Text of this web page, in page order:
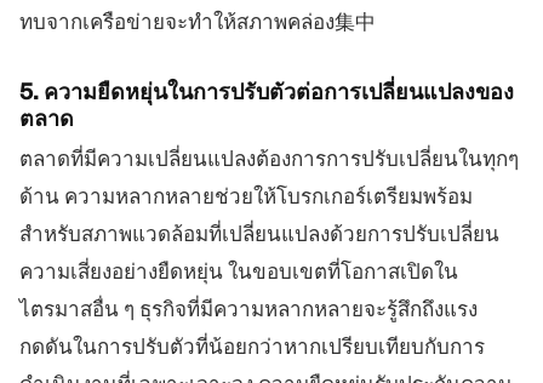
ทบจากเครือข่ายจะทำให้สภาพคล่อง集中
5. ความยืดหยุ่นในการปรับตัวต่อการเปลี่ยนแปลงของ
ตลาด
ตลาดที่มีความเปลี่ยนแปลงต้องการการปรับเปลี่ยนในทุกๆ
ด้าน ความหลากหลายช่วยให้โบรกเกอร์เตรียมพร้อม
สำหรับสภาพแวดล้อมที่เปลี่ยนแปลงด้วยการปรับเปลี่ยน
ความเสี่ยงอย่างยืดหยุ่น ในขอบเขตที่โอกาสเปิดใน
ไตรมาสอื่น ๆ ธุรกิจที่มีความหลากหลายจะรู้สึกถึงแรง
กดดันในการปรับตัวที่น้อยกว่าหากเปรียบเทียบกับการ